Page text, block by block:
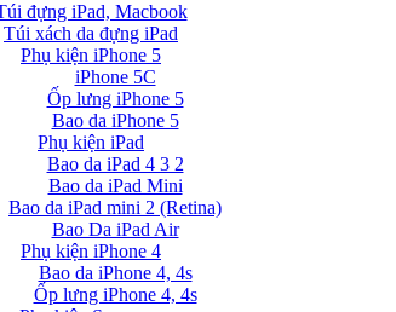
hãng Hoco Crystal Case...
đựng iPad, Macbook
Túi xách da đựng iPad
Phụ kiện iPhone 5
iPhone 5C
Ốp lưng iPhone 5
Bao da iPhone 5
Phụ kiện iPad
Bao da iPad 4 3 2
Bao da iPad Mini
Bao da iPad mini 2 (Retina)
Bao Da iPad Air
Phụ kiện iPhone 4
Bao da iPhone 4, 4s
Ốp lưng iPhone 4, 4s